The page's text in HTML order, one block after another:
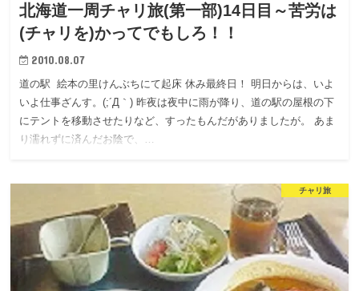
北海道一周チャリ旅(第一部)14日目～苦労は
(チャリを)かってでもしろ！！
2010.08.07
道の駅 絵本の里けんぶちにて起床 休み最終日！ 明日からは、いよ
いよ仕事ざんす。(;´Д｀) 昨夜は夜中に雨が降り、道の駅の屋根の下
にテントを移動させたりなど、すったもんだがありましたが。 あま
り濡れずに済んだお陰で、…
チャリ旅